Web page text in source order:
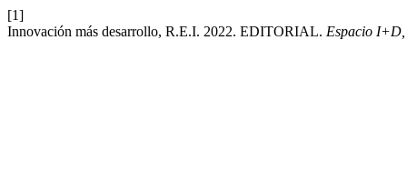
[1]
Innovación más desarrollo, R.E.I. 2022. EDITORIAL. Espacio